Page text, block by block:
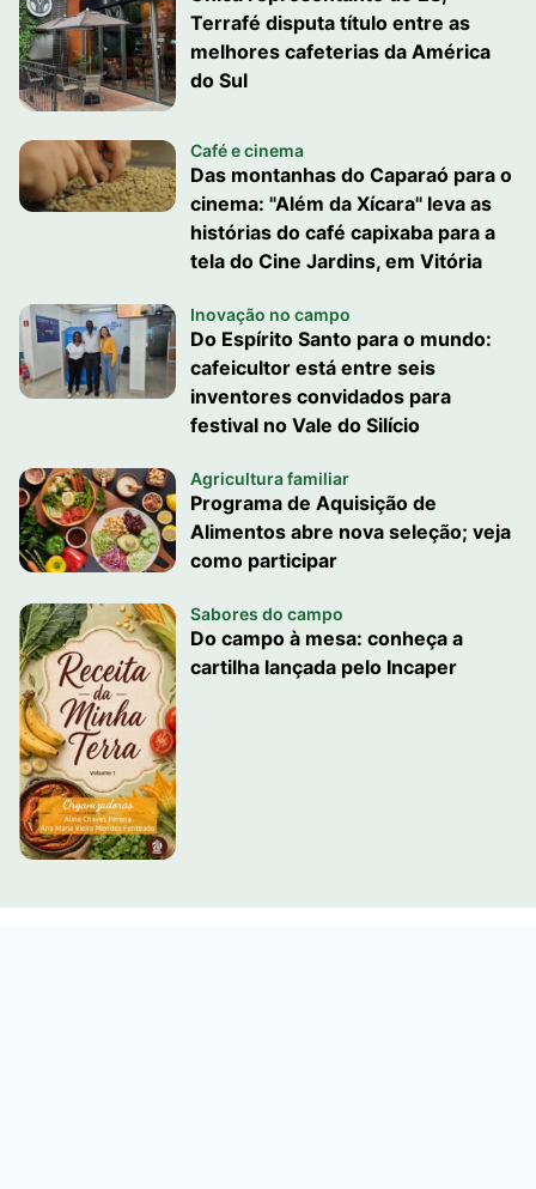
Terrafé disputa título entre as
melhores cafeterias da América
do Sul
Café e cinema
Das montanhas do Caparaó para o
cinema: "Além da Xícara" leva as
histórias do café capixaba para a
tela do Cine Jardins, em Vitória
Inovação no campo
Do Espírito Santo para o mundo:
cafeicultor está entre seis
inventores convidados para
festival no Vale do Silício
Agricultura familiar
Programa de Aquisição de
Alimentos abre nova seleção; veja
como participar
Sabores do campo
Do campo à mesa: conheça a
cartilha lançada pelo Incaper